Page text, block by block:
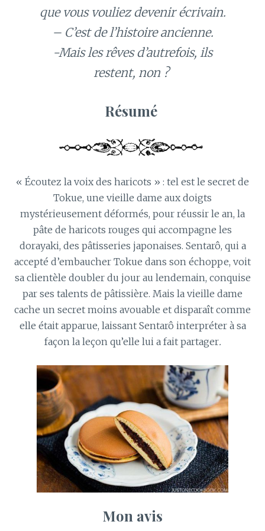
que vous vouliez devenir écrivain.
– C’est de l’histoire ancienne.
-Mais les rêves d’autrefois, ils
restent, non ?
Résumé
« Écoutez la voix des haricots » : tel est le secret de
Tokue, une vieille dame aux doigts
mystérieusement déformés, pour réussir le an, la
pâte de haricots rouges qui accompagne les
dorayaki, des pâtisseries japonaises. Sentarô, qui a
accepté d’embaucher Tokue dans son échoppe, voit
sa clientèle doubler du jour au lendemain, conquise
par ses talents de pâtissière. Mais la vieille dame
cache un secret moins avouable et disparaît comme
elle était apparue, laissant Sentarô interpréter à sa
façon la leçon qu’elle lui a fait partager.
Mon avis